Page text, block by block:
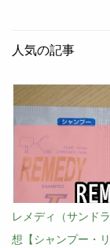
人気の記事
レメディ（サンド
想【シャンプー・